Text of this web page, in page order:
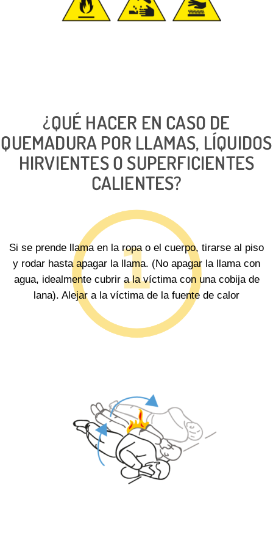
¿QUÉ HACER EN CASO DE
QUEMADURA POR LLAMAS, LÍQUIDOS
HIRVIENTES O SUPERFICIENTES
CALIENTES?
Si se prende llama en la ropa o el cuerpo, tirarse al piso
y rodar hasta apagar la llama. (No apagar la llama con
agua, idealmente cubrir a la víctima con una cobija de
lana). Alejar a la víctima de la fuente de calor